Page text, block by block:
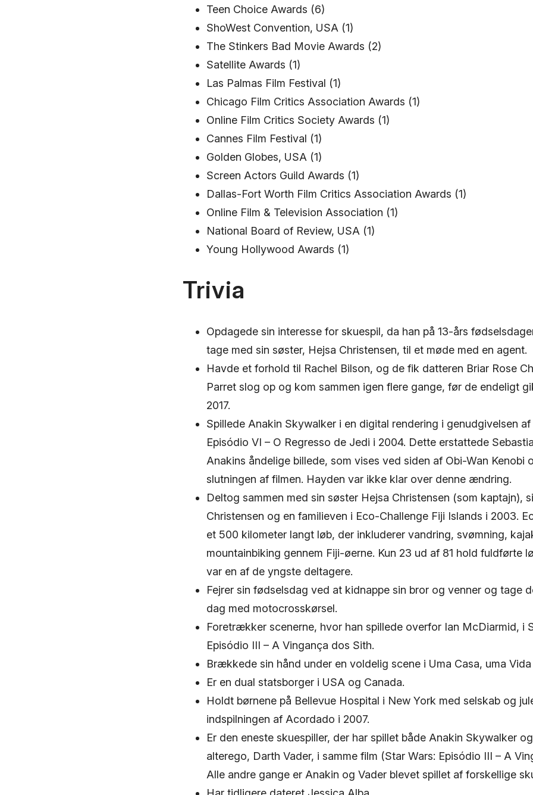
Teen Choice Awards (6)
ShoWest Convention, USA (1)
The Stinkers Bad Movie Awards (2)
Satellite Awards (1)
Las Palmas Film Festival (1)
Chicago Film Critics Association Awards (1)
Online Film Critics Society Awards (1)
Cannes Film Festival (1)
Golden Globes, USA (1)
Screen Actors Guild Awards (1)
Dallas-Fort Worth Film Critics Association Awards (1)
Online Film & Television Association (1)
National Board of Review, USA (1)
Young Hollywood Awards (1)
Trivia
Opdagede sin interesse for skuespil, da han på 13-års
tage med sin søster, Hejsa Christensen, til et møde med en agent.
Havde et forhold til Rachel Bilson, og de fik datteren Briar Rose
Parret slog op og kom sammen igen flere gange, før de endeligt
2017.
Spillede Anakin Skywalker i en digital rendering i genudgivelsen af
Episódio VI – O Regresso de Jedi i 2004. Dette erstattede
Anakins åndelige billede, som vises ved siden af Obi-Wan Kenobi
slutningen af filmen. Hayden var ikke klar over denne ændring.
Deltog sammen med sin søster Hejsa Christensen (som kaptajn),
Christensen og en familieven i Eco-Challenge Fiji Islands i 2003.
et 500 kilometer langt løb, der inkluderer vandring, svømning,
mountainbiking gennem Fiji-øerne. Kun 23 ud af 81 hold fuldførte
var en af de yngste deltagere.
Fejrer sin fødselsdag ved at kidnappe sin bror og venner og tage
dag med motocrosskørsel.
Foretrækker scenerne, hvor han spillede overfor Ian McDiarmid, i
Episódio III – A Vingança dos Sith.
Brækkede sin hånd under en voldelig scene i Uma Casa, uma Vida
Er en dual statsborger i USA og Canada.
Holdt børnene på Bellevue Hospital i New York med selskab og
indspilningen af Acordado i 2007.
Er den eneste skuespiller, der har spillet både Anakin Skywalker
alterego, Darth Vader, i samme film (Star Wars: Episódio III – A
Alle andre gange er Anakin og Vader blevet spillet af forskellige